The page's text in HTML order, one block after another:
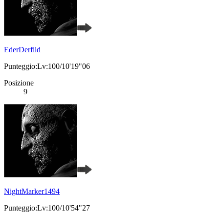
EderDerfild
Punteggio:Lv:100/10'19"06
Posizione
9
NightMarker1494
Punteggio:Lv:100/10'54"27